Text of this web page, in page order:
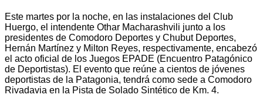
Este martes por la noche, en las instalaciones del Club
Huergo, el intendente Othar Macharashvili junto a los
presidentes de Comodoro Deportes y Chubut Deportes,
Hernán Martínez y Milton Reyes, respectivamente, encabezó
el acto oficial de los Juegos EPADE (Encuentro Patagónico
de Deportistas). El evento que reúne a cientos de jóvenes
deportistas de la Patagonia, tendrá como sede a Comodoro
Rivadavia en la Pista de Solado Sintético de Km. 4.